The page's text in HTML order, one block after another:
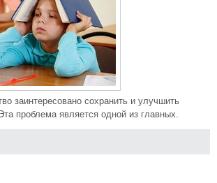
заинтересовано сохранить и улучшить
проблема является одной из главных.